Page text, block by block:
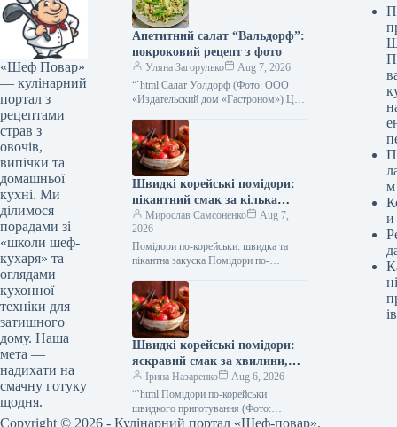
«Шеф Повар»
— кулінарний
портал з
рецептами
страв з
овочів,
випічки та
домашньої
кухні. Ми
ділимося
порадами зі
«школи шеф-
кухаря» та
оглядами
кухонної
техніки для
затишного
дому. Наша
мета —
надихати на
смачну готуку
щодня.
Апетитний салат “Вальдорф”:
покроковий рецепт з фото
Уляна Загорулько
Aug 7, 2026
“`html Салат Уолдорф (Фото: ООО
«Издательский дом «Гастроном») Цей
справжня знахідка для тих, хто цінує
свіжість,…
Швидкі корейські помідори:
пікантний смак за кілька
хвилин, покроковий рецепт з
фото
Мирослав Самсоненко
Aug 7,
2026
Помідори по-корейськи: швидка та
пікантна закуска Помідори по-
Помідори по-корейськи – це
приголомшлива закуска, яка точно
сподобається…
Швидкі корейські помідори:
яскравий смак за хвилини,
покроковий рецепт з фото
Ірина Назаренко
Aug 6, 2026
“`html Помідори по-корейськи
швидкого приготування (Фото:
gastronom.ru) Помідори по-корейськи
м
и
ів
Copyright © 2026 - Кулінарний портал «Шеф-повар».